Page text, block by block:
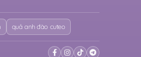
quả anh đào cuteo